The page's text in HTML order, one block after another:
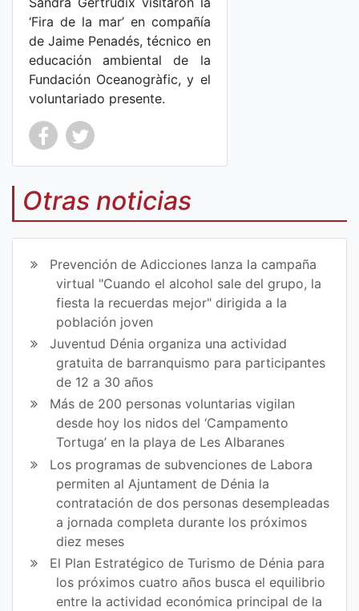
‘Fira de la mar’ en compañía
de Jaime Penadés, técnico en
educación ambiental de la
Fundación Oceanogràfic, y el
voluntariado presente.
Co
mp
art
en
Fa
ce
bo
ok
Co
mp
art
en
Tw
itt
er
Otras noticias
Prevención de Adicciones lanza la campaña
virtual "Cuando el alcohol sale del grupo, la
fiesta la recuerdas mejor" dirigida a la
población joven
Juventud Dénia organiza una actividad
gratuita de barranquismo para participantes
de 12 a 30 años
Más de 200 personas voluntarias vigilan
desde hoy los nidos del ‘Campamento
Tortuga’ en la playa de Les Albaranes
Los programas de subvenciones de Labora
permiten al Ajuntament de Dénia la
contratación de dos personas desempleadas
a jornada completa durante los próximos
diez meses
El Plan Estratégico de Turismo de Dénia para
los próximos cuatro años busca el equilibrio
entre la actividad económica principal de la